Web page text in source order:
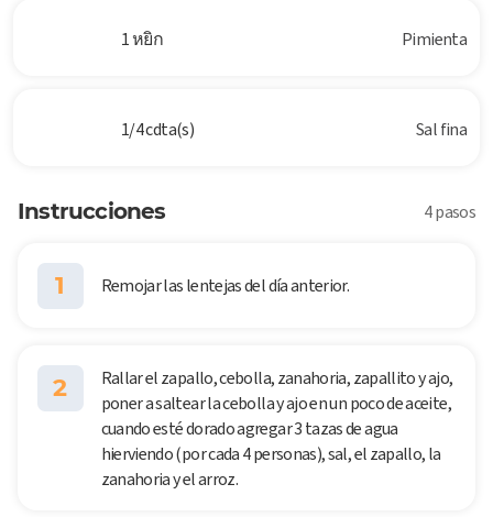
1 หยิก Pimienta
1/4 cdta(s) Sal fina
Instrucciones 4 pasos
1 Remojar las lentejas del día anterior.
2
Rallar el zapallo, cebolla, zanahoria, zapallito y ajo,
poner a saltear la cebolla y ajo en un poco de aceite,
cuando esté dorado agregar 3 tazas de agua
hierviendo (por cada 4 personas), sal, el zapallo, la
zanahoria y el arroz.